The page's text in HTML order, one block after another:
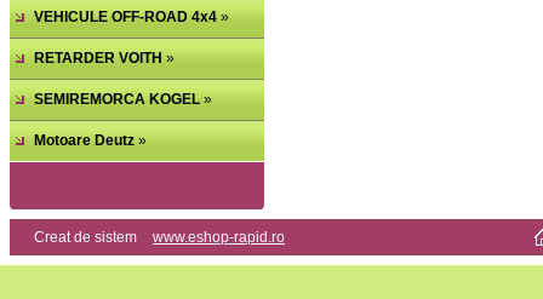
VEHICULE OFF-ROAD 4x4 »
RETARDER VOITH »
SEMIREMORCA KOGEL »
Motoare Deutz »
Creat de sistem www.eshop-rapid.ro